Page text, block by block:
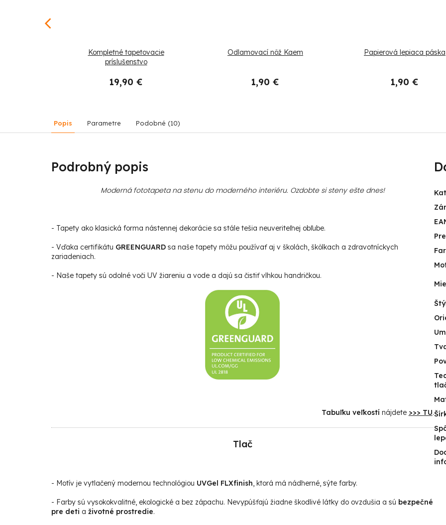
Kompletné tapetovacie
príslušenstvo
19,90 €
Odlamovací nôž Kaem
1,90 €
Papierová lepiaca páska
1,90 €
Popis Parametre Podobné (10)
Podrobný popis
Moderná fototapeta na stenu do moderného interiéru. Ozdobte si steny ešte dnes!
- Tapety ako klasická forma nástennej dekorácie sa stále tešia neuveriteľnej obľube.
- Vďaka certifikátu GREENGUARD sa naše tapety môžu používať aj v školách, škôlkach a zdravotníckych
zariadeniach.
- Naše tapety sú odolné voči UV žiareniu a vode a dajú sa čistiť vlhkou handričkou.
Tabuľku veľkostínájdete >>> TU.
Tlač
- Motív je vytlačený modernou technológiou UVGel FLXfinish, ktorá má nádherné, sýte farby.
- Farby sú vysokokvalitné, ekologické a bez zápachu. Nevypúšťajú žiadne škodlivé látky do ovzdušia a sú bezpečné
pre deti a životné prostredie.